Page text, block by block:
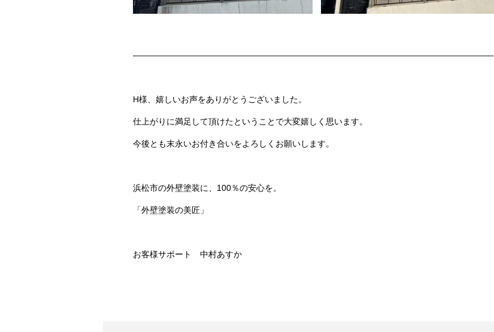
———————————————————————————————————————————
H様、嬉しいお声をありがとうございました。
仕上がりに満足して頂けたということで大変嬉しく思います。
今後とも末永いお付き合いをよろしくお願いします。
浜松市の外壁塗装に、100％の安心を。
「外壁塗装の美匠」
お客様サポート 中村あすか